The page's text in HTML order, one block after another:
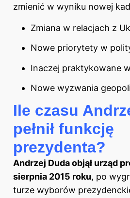
zmienić w wyniku nowej
Zmiana w relacjach z
Nowe priorytety w
Inaczej praktykowane
Nowe wyzwania
Ile czasu
pełnił funkcję
prezydenta?
Andrzej Duda objął urząd
sierpnia 2015 roku, po
turze wyborów